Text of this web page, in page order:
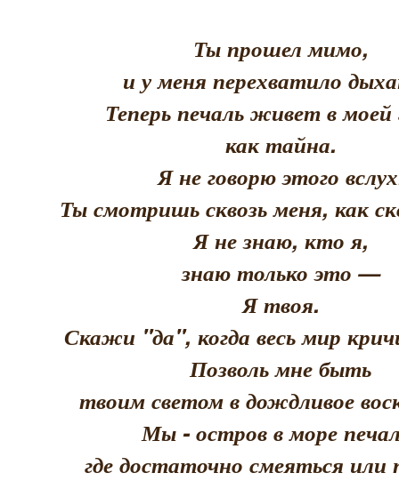
Ты прошел мимо,
и у меня перехватило
Теперь печаль живет в моей
как тайна.
Я не говорю этого
Ты смотришь сквозь меня, как
Я не знаю, кто я,
знаю только это —
Я твоя.
Скажи "да", когда весь мир
Позволь мне быть
твоим светом в дождливое
Мы - остров в море
где достаточно смеяться или